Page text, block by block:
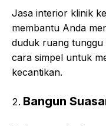
Jasa interior klinik
membantu Anda
duduk ruang tunggu
cara simpel untuk
kecantikan.
Bangun